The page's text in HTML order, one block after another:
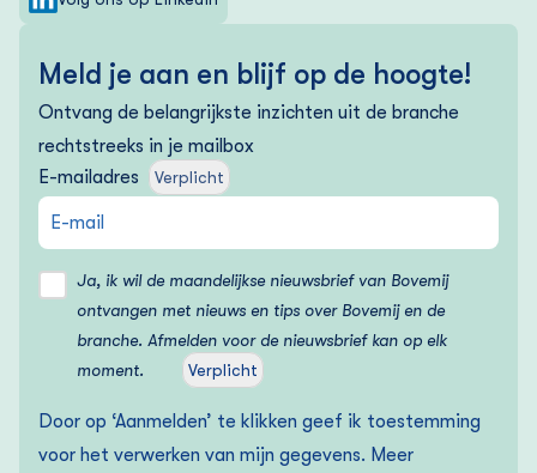
Meld je aan en blijf op de hoogte!
Ontvang de belangrijkste inzichten uit de branche
rechtstreeks in je mailbox
E-mailadres
Verplicht
Ja, ik wil de maandelijkse nieuwsbrief van Bovemij
ontvangen met nieuws en tips over Bovemij en de
branche. Afmelden voor de nieuwsbrief kan op elk
moment.
Verplicht
Door op ‘Aanmelden’ te klikken geef ik toestemming
voor het verwerken van mijn gegevens. Meer